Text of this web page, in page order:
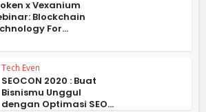
x Vexanium
Blockchain
For...
Tech Even
SEOCON 2020 : Buat
Bisnismu Unggul
dengan Optimasi SEO...